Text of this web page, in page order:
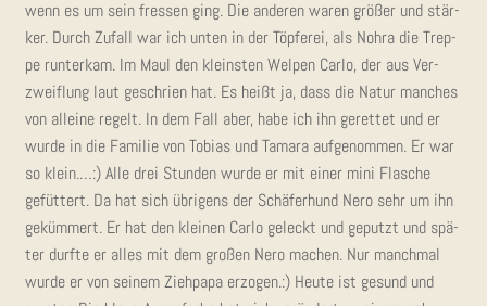
wenn es um sein fres­sen ging. Die ande­ren waren grö­ßer und stär­
ker. Durch Zufall war ich unten in der Töp­fe­rei, als Nohra die Trep­
pe run­ter­kam. Im Maul den kleins­ten Wel­pen Car­lo, der aus Ver­
zweif­lung laut geschrien hat. Es heißt ja, dass die Natur man­ches
von allei­ne regelt. In dem Fall aber, habe ich ihn geret­tet und er
wur­de in die Fami­lie von Tobi­as und Tama­ra auf­ge­nom­men. Er war
so klein.…:) Alle drei Stun­den wur­de er mit einer mini Fla­sche
gefüt­tert. Da hat sich übri­gens der Schä­fer­hund Nero sehr um ihn
geküm­mert. Er hat den klei­nen Car­lo geleckt und geputzt und spä­
ter durf­te er alles mit dem gro­ßen Nero machen. Nur manch­mal
wur­de er von sei­nem Zieh­pa­pa erzo­gen.:) Heu­te ist gesund und